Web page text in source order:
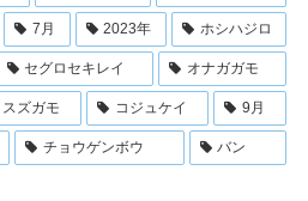
7月 2023年 ホシハジロ
セグロセキレイ オナガガモ
スズガモ コジュケイ 9月
チョウゲンボウ バン